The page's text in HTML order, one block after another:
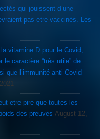
qui jouissent d’une
pas etre vaccinés. Les
vitamine D pour le Covid,
caractère “très utile” de
que l’immunité anti-Covid
etre pire que toutes les
des preuves August 12,